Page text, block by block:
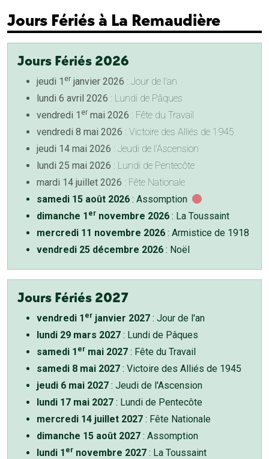
Jours Fériés à La Remaudière
Jours Fériés 2026
jeudi 1 er janvier 2026 : Jour de l'an
lundi 6 avril 2026 : Lundi de Pâques
vendredi 1 er mai 2026 : Fête du Travail
vendredi 8 mai 2026 : Victoire des Alliés de 1945
jeudi 14 mai 2026 : Jeudi de l'Ascension
lundi 25 mai 2026 : Lundi de Pentecôte
mardi 14 juillet 2026 : Fête Nationale
samedi 15 août 2026 : Assomption
dimanche 1 er novembre 2026 : La Toussaint
mercredi 11 novembre 2026 : Armistice de 1918
vendredi 25 décembre 2026 : Noël
Jours Fériés 2027
vendredi 1 er janvier 2027 : Jour de l'an
lundi 29 mars 2027 : Lundi de Pâques
samedi 1 er mai 2027 : Fête du Travail
samedi 8 mai 2027 : Victoire des Alliés de 1945
jeudi 6 mai 2027 : Jeudi de l'Ascension
lundi 17 mai 2027 : Lundi de Pentecôte
mercredi 14 juillet 2027 : Fête Nationale
dimanche 15 août 2027 : Assomption
lundi 1 er novembre 2027 : La Toussaint